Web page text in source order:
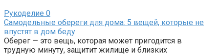
Рукоделие 0
Самодельные обереги для дома: 5 вещей, которые не
впустят в дом беду
Оберег — это вещь, которая может пригодится в
трудную минуту, защитит жилище и близких